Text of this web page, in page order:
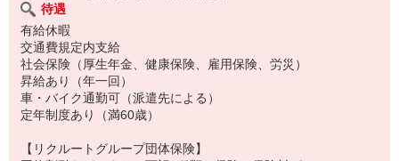
待遇
有給休暇
交通費規定内支給
社会保険（厚生年金、健康保険、雇用保険、労災）
昇給あり（年一回）
車・バイク通勤可（派遣先による）
定年制度あり（満60歳）
【リクルートグループ団体保険】